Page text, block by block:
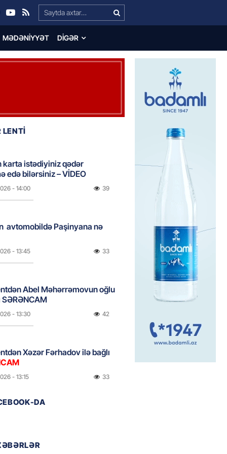
Search…
MƏDƏNIYYƏT DIGƏR
karta istədiyiniz qədər
edə bilərsiniz – VİDEO
- 14:00 39
avtomobildə Paşinyana nə
- 13:45 33
Abel Məhərrəmovun oğlu
SƏRƏNCAM
- 13:30 42
Xəzər Fərhadov ilə bağlı
- 13:15 33
DA